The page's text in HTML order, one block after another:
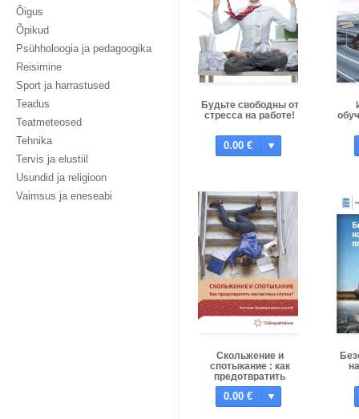
Õigus
Õpikud
Psühholoogia ja pedagoogika
Reisimine
Sport ja harrastused
Teadus
Teatmeteosed
Tehnika
Tervis ja elustiil
Usundid ja religioon
Vaimsus ja eneseabi
Будьте свободны от
стресса на работе!
0.00 €
Скольжение и
спотыкание : как
предотвратить
несчастные случаи?
0.00 €